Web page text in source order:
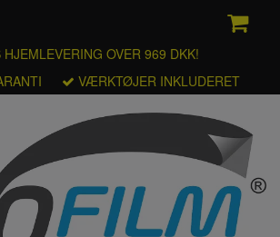
HJEMLEVERING OVER 969 DKK!
VÆRKTØJER INKLUDERET